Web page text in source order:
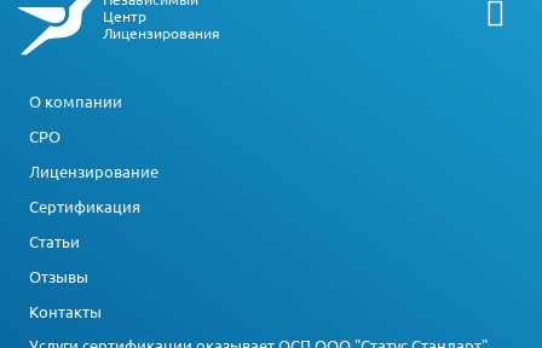
Центр
Лицензирования
О компании
СРО
Лицензирование
Сертификация
Статьи
Отзывы
Контакты